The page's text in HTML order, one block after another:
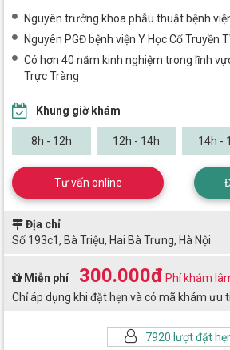
Nguyên trưởng khoa phẫu thuật bệnh
Nguyên PGĐ bệnh viện Y Học Cổ Truyền
Có hơn 40 năm kinh nghiệm trong lĩnh
Trực Tràng
7920 lượt đặt
Khung giờ khám
8h - 12h 12h - 14h 14h -
Tư vấn online
Địa chỉ
Số 193c1, Bà Triệu, Hai Bà Trưng, Hà Nội
Miễn phí 300.000đ Phí khám
Chỉ áp dụng khi đặt hẹn và có mã khám ưu